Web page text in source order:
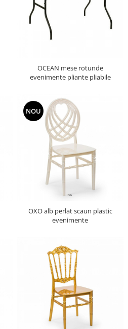
OCEAN mese rotunde
evenimente pliante pliabile
NOU
OXO alb perlat scaun plastic
evenimente